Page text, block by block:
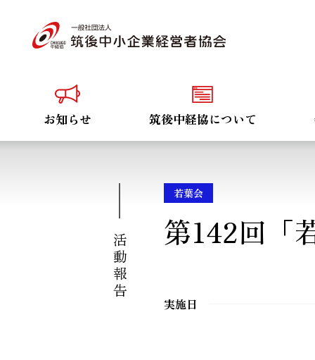
お知らせ 筑後中経協について
活動報告
若葉会
第142回「
実施日